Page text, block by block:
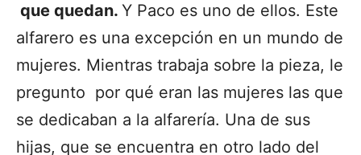
que quedan. Y Paco es uno de ellos. Este
alfarero es una excepción en un mundo de
mujeres. Mientras trabaja sobre la pieza, le
pregunto por qué eran las mujeres las que
se dedicaban a la alfarería. Una de sus
hijas, que se encuentra en otro lado del